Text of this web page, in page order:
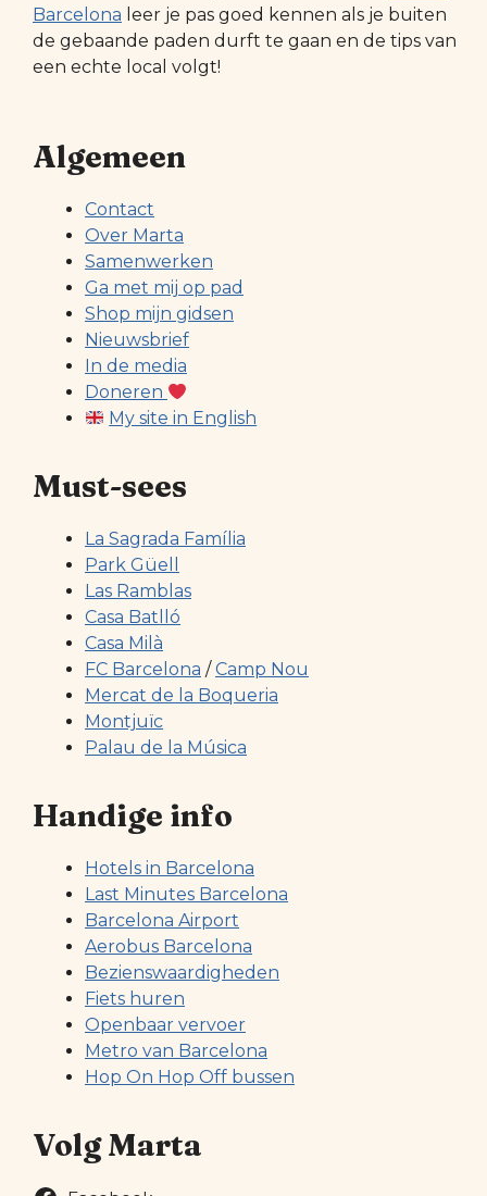
Barcelona leer je pas goed kennen als je buiten
de gebaande paden durft te gaan en de tips van
een echte local volgt!
Algemeen
Contact
Over Marta
Samenwerken
Ga met mij op pad
Shop mijn gidsen
Nieuwsbrief
In de media
Doneren
My site in English
Must-sees
La Sagrada Família
Park Güell
Las Ramblas
Casa Batlló
Casa Milà
FC Barcelona /Camp Nou
Mercat de la Boqueria
Montjuïc
Palau de la Música
Handige info
Hotels in Barcelona
Last Minutes Barcelona
Barcelona Airport
Aerobus Barcelona
Bezienswaardigheden
Fiets huren
Openbaar vervoer
Metro van Barcelona
Hop On Hop Off bussen
Volg Marta